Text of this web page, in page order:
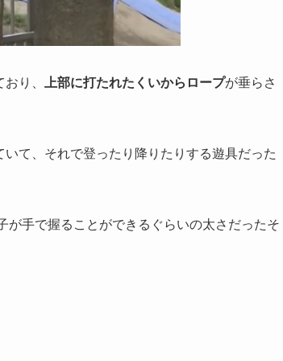
り、 上部に打たれたくいからロープが垂らさ
て、それで登ったり降りたりする遊具だった
が手で握ることができるぐらいの太さだったそ